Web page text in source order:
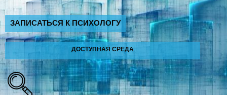
ЗАПИСАТЬСЯ К ПСИХОЛОГУ
ДОСТУПНАЯ СРЕДА